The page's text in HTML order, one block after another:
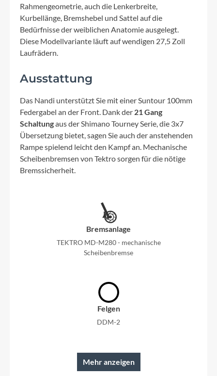
Rahmengeometrie, auch die Lenkerbreite,
Kurbellänge, Bremshebel und Sattel auf die
Bedürfnisse der weiblichen Anatomie ausgelegt.
Diese Modellvariante läuft auf wendigen 27,5 Zoll
Laufrädern.
Ausstattung
Das Nandi unterstützt Sie mit einer Suntour 100mm
Federgabel an der Front. Dank der 21 Gang
Schaltungaus der Shimano Tourney Serie, die 3x7
Übersetzung bietet, sagen Sie auch der anstehenden
Rampe spielend leicht den Kampf an. Mechanische
Scheibenbremsen von Tektro sorgen für die nötige
Bremssicherheit.
Bremsanlage
TEKTRO MD-M280 - mechanische
Scheibenbremse
Felgen
DDM-2
Mehr anzeigen